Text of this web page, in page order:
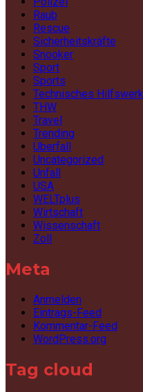
Raub
Rescue
Sicherheitskräfte
Snooker
Sport
Sports
Technisches Hilfswerk
THW
Travel
Trending
Überfall
Uncategorized
Unfall
USA
WELTplus
Wirtschaft
Wissenschaft
Zoll
Meta
Anmelden
Eintrags-Feed
Kommentar-Feed
WordPress.org
Tag cloud